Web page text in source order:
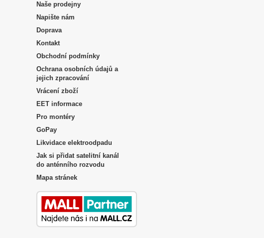
Naše prodejny
Napište nám
Doprava
Kontakt
Obchodní podmínky
Ochrana osobních údajů a
jejich zpracování
Vrácení zboží
EET informace
Pro montéry
GoPay
Likvidace elektroodpadu
Jak si přidat satelitní kanál
do anténního rozvodu
Mapa stránek